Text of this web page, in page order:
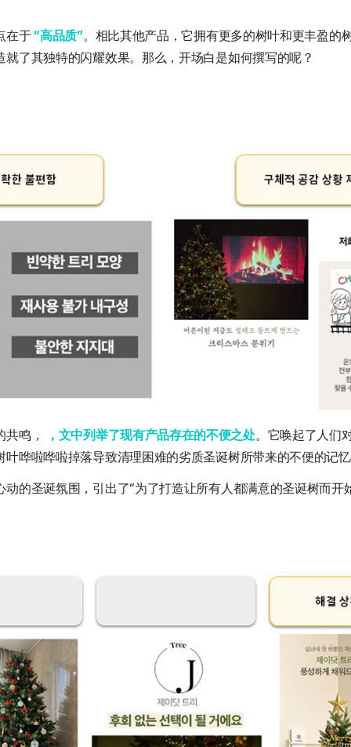
在于“高品质”。相比其他产品，它拥有更多的树叶和更丰盈的
了其独特的闪耀效果。那么，开场白是如何撰写的呢？
鸣， ，文中列举了现有产品存在的不便之处。它唤起了人们
叶哗啦哗啦掉落导致清理困难的劣质圣诞树所带来的不便的记
动的圣诞氛围，引出了“为了打造让所有人都满意的圣诞树而开